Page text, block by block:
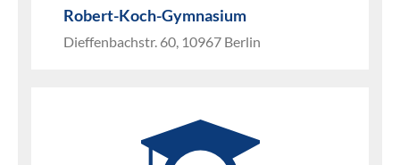
Robert-Koch-Gymnasium
Dieffenbachstr. 60, 10967 Berlin